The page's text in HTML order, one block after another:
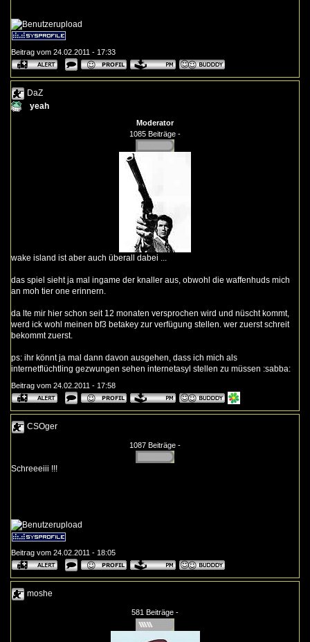
Beitrag vom 24.02.2011 - 17:33
DaZ
yeah
Moderator
1085 Beiträge -
wake island ist aber auch überall dabei ...
das spiel sieht ja mal ingame der knaller aus, obwohl die waffenhuds mich
an moh tier one erinnern.
da lte mir hier schon seit 12 monaten versprochen wird und nüscht kommt,
werd ick wohl meinen bf3 betakey zur verfügung stellen. wer zuerst schreit
bekommt zuerst.
ps: ihr könnt ja mal dann davon ausgehen, dass ich mich als
internetflüchtling gezwungen sehen internetasyl stellen zu müssen :sabba:
Beitrag vom 24.02.2011 - 17:58
CSOger
1087 Beiträge -
Schreeeiii !!!
Beitrag vom 24.02.2011 - 18:05
moshe
581 Beiträge -